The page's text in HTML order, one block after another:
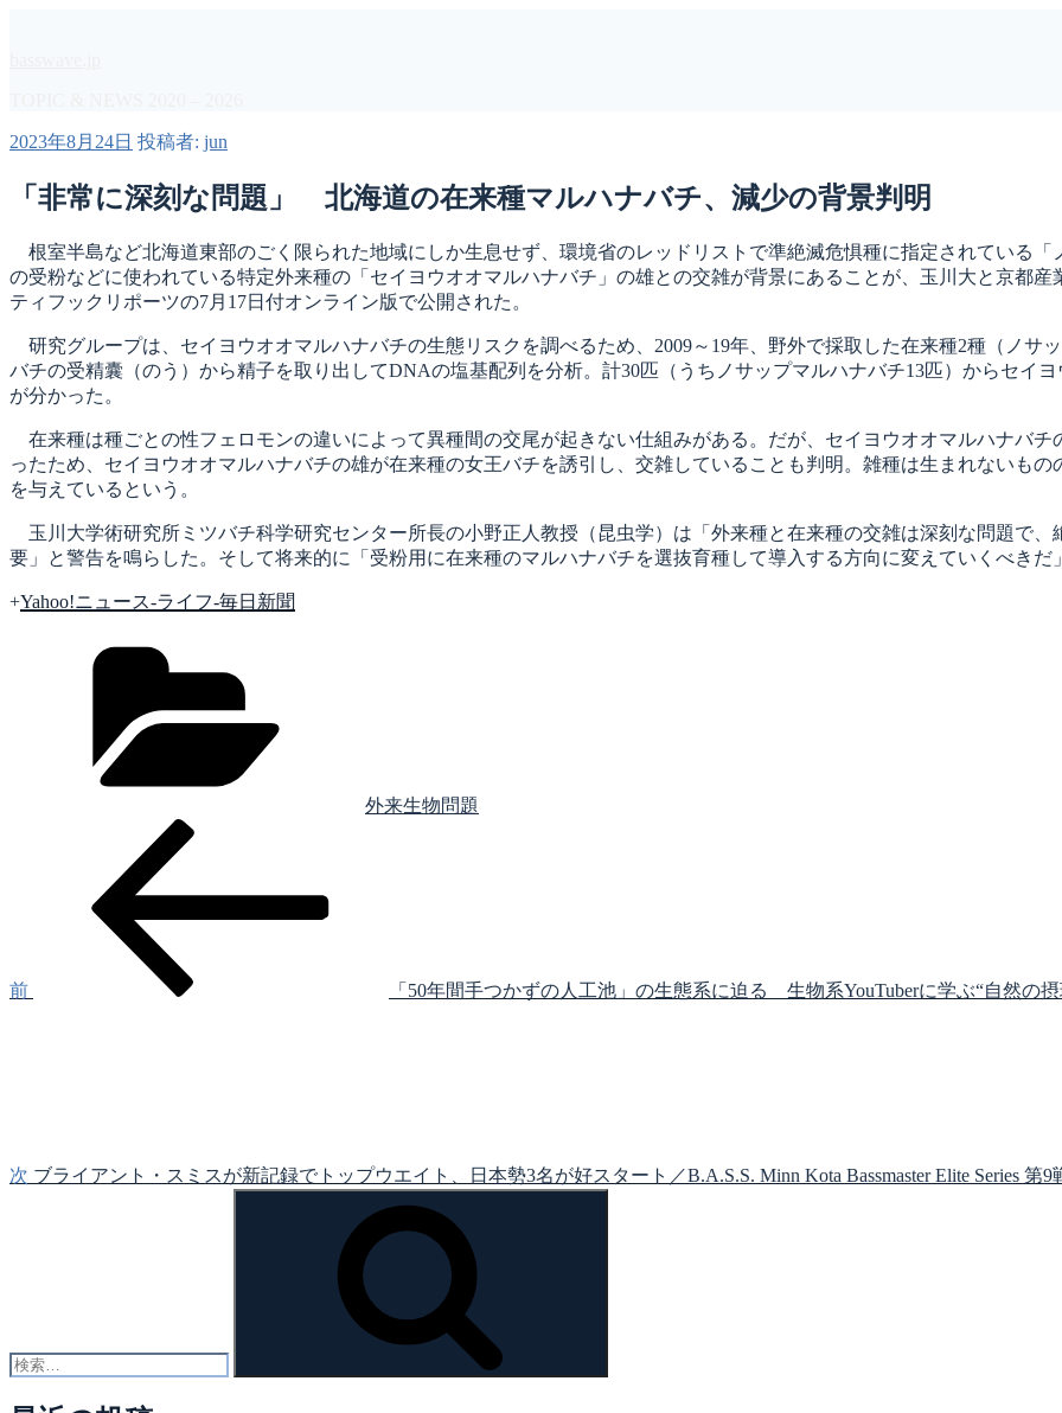
へ
キ
投
日:
2023年8月24日 投稿者: jun
「非常に深刻な問題」 北海道の在来種マルハナバチ、減少の背景判明
根室半島など北海道東部のごく限られた地域にしか生息せず、環境省のレッドリストで準絶滅危惧種に指定されている
の受粉などに使われている特定外来種の「セイヨウオオマルハナバチ」の雄との交雑が背景にあることが、玉川大と京都
ティフックリポーツの7月17日付オンライン版で公開された。
研究グループは、セイヨウオオマルハナバチの生態リスクを調べるため、2009～19年、野外で採取した在来種2種（ノサ
バチの受精囊（のう）から精子を取り出してDNAの塩基配列を分析。計30匹（うちノサップマルハナバチ13匹）からセイ
が分かった。
在来種は種ごとの性フェロモンの違いによって異種間の交尾が起きない仕組みがある。だが、セイヨウオオマルハナバ
ったため、セイヨウオオマルハナバチの雄が在来種の女王バチを誘引し、交雑していることも判明。雑種は生まれないも
を与えているという。
玉川大学術研究所ミツバチ科学研究センター所長の小野正人教授（昆虫学）は「外来種と在来種の交雑は深刻な問題で
要」と警告を鳴らした。そして将来的に「受粉用に在来種のマルハナバチを選抜育種して導入する方向に変えていくべきだ
+Yahoo!ニュース-ライフ-毎日新聞
外来生物問題
ゲ
前
「50年間手つかずの人工池」の生態系に迫る 生物系YouTuberに学ぶ“自然の摂
次 ブライアント・スミスが新記録でトップウエイト、日本勢3名が好スタート／B.A.S.S. Minn Kota Bassmaster Elite Series 第9